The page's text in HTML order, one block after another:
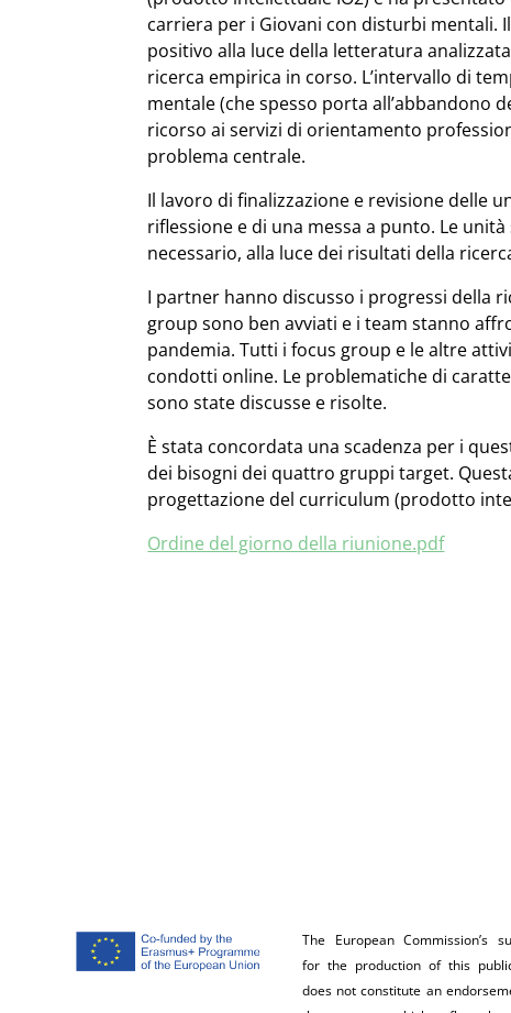
carriera per i Giovani con disturbi mentali.
positivo alla luce della letteratura
ricerca empirica in corso. L’intervallo di
mentale (che spesso porta all’abbandono
ricorso ai servizi di orientamento
problema centrale.
Il lavoro di finalizzazione e revisione delle
riflessione e di una messa a punto. Le
necessario, alla luce dei risultati della
I partner hanno discusso i progressi della
group sono ben avviati e i team stanno
pandemia. Tutti i focus group e le altre
condotti online. Le problematiche di
sono state discusse e risolte.
È stata concordata una scadenza per i
dei bisogni dei quattro gruppi target.
progettazione del curriculum (prodotto
Ordine del giorno della riunione.pdf
The European Commission’s
for the production of this
does not constitute an